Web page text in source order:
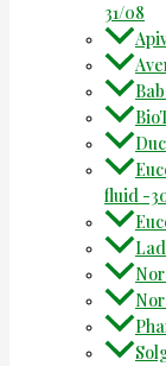
31/08
fluid -